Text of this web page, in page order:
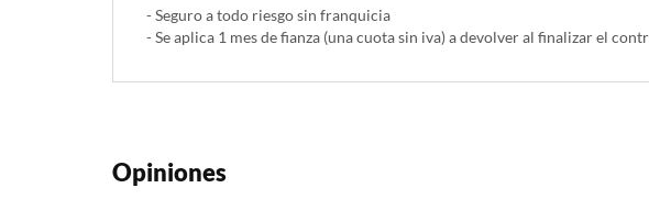
- Seguro a todo riesgo sin franquicia
- Se aplica 1 mes de fianza (una cuota sin iva) a devolver al finalizar el
Opiniones